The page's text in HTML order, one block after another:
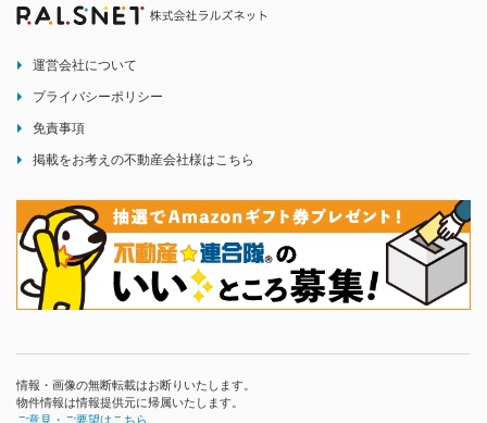
運営会社について
プライバシーポリシー
免責事項
掲載をお考えの不動産会社様はこちら
情報・画像の無断転載はお断りいたします。
物件情報は情報提供元に帰属いたします。
ご意見・ご要望はこちら